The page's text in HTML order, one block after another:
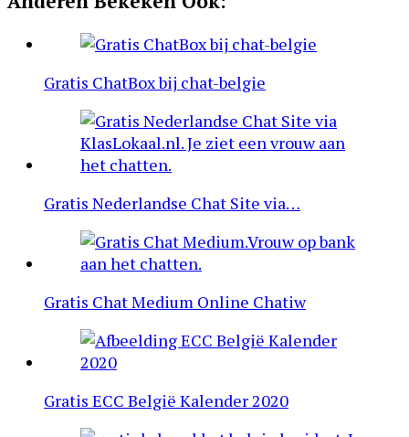
Gratis ChatBox bij chat-belgie
Gratis Nederlandse Chat Site via…
Gratis Chat Medium Online Chatiw
Gratis ECC België Kalender 2020